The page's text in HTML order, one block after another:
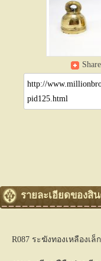
Share
รายละเอียดของสิ
R087 ระฆังทองเหลืองเล็